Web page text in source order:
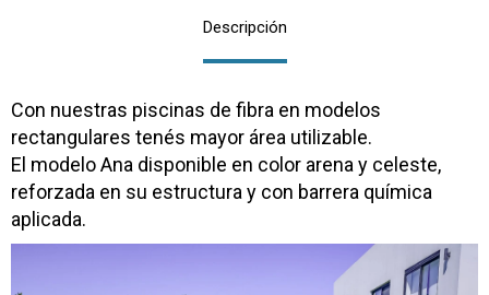
Descripción
Con nuestras piscinas de fibra en modelos
rectangulares tenés mayor área utilizable.
El modelo Ana disponible en color arena y celeste,
reforzada en su estructura y con barrera química
aplicada.